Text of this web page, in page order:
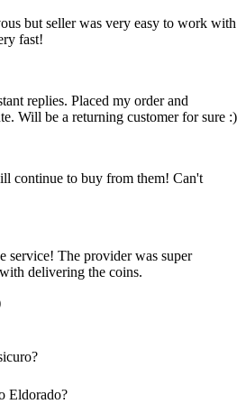
but seller was very easy to work with
fast!
replies. Placed my order and
Will be a returning customer for sure :)
continue to buy from them! Can't
service! The provider was super
delivering the coins.
online che offre un'ampia varietà di
account, oggetti, servizi di boosting
Eldorado?